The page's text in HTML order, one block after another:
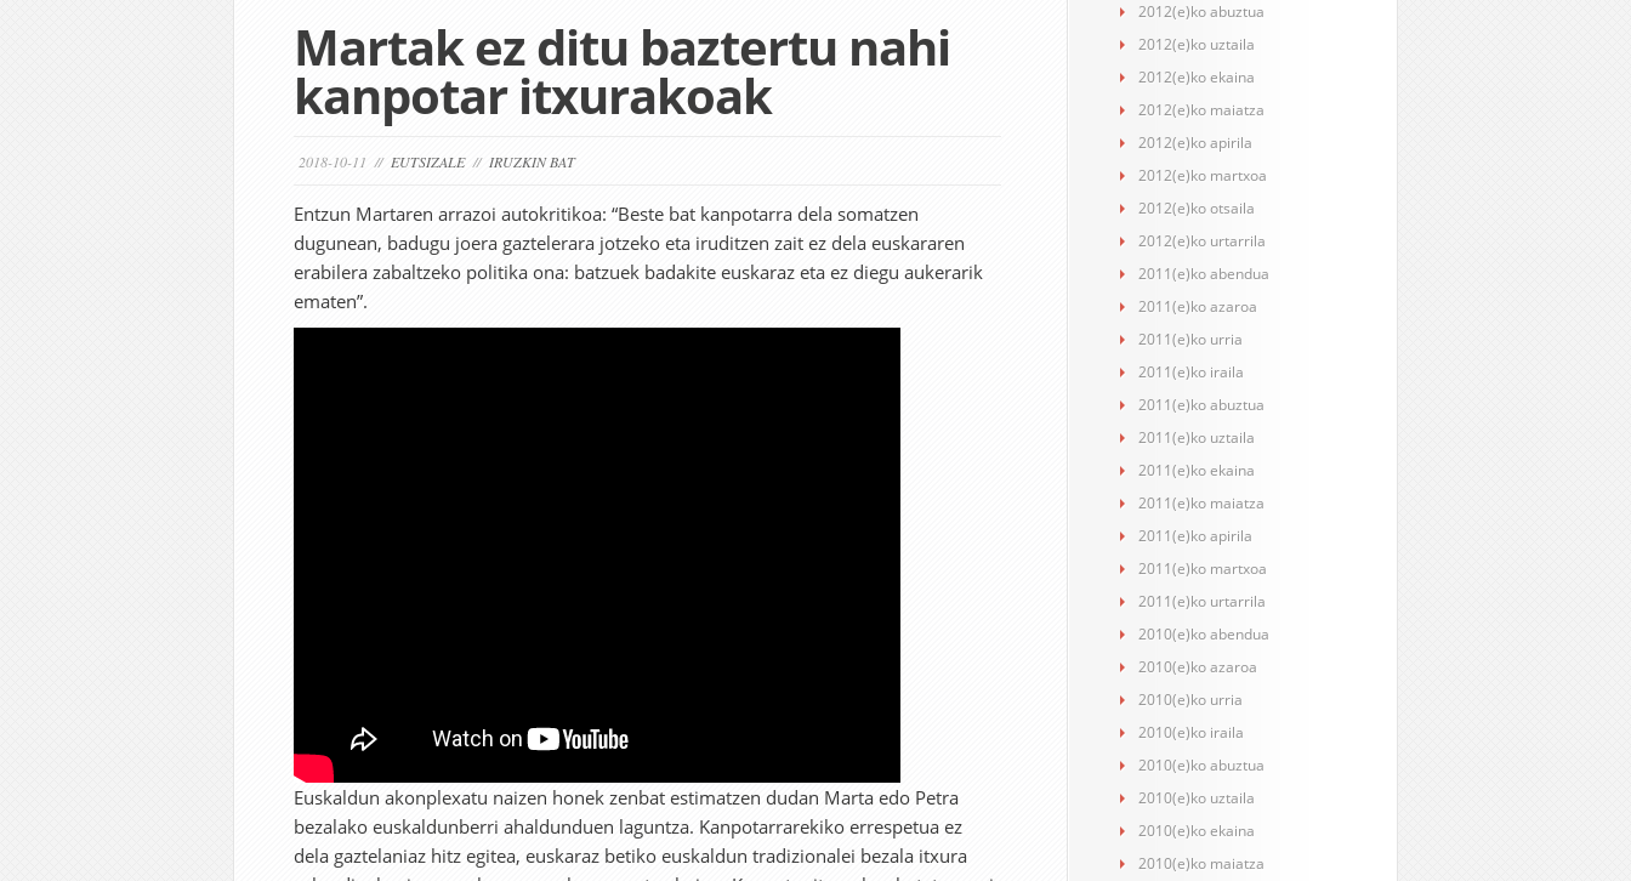
Martak ez ditu baztertu nahi
kanpotar itxurakoak
2018-10-11 // EUTSIZALE// IRUZKIN BAT
Entzun Martaren arrazoi autokritikoa: “Beste bat kanpotarra dela somatzen
dugunean, badugu joera gaztelerara jotzeko eta iruditzen zait ez dela euskararen
erabilera zabaltzeko politika ona: batzuek badakite euskaraz eta ez diegu aukerarik
ematen”.
Euskaldun akonplexatu naizen honek zenbat estimatzen dudan Marta edo Petra
bezalako euskaldunberri ahaldunduen laguntza. Kanpotarrarekiko errespetua ez
dela gaztelaniaz hitz egitea, euskaraz betiko euskaldun tradizionalei bezala itxura
2012(e)ko abuztua
2012(e)ko uztaila
2012(e)ko ekaina
2012(e)ko maiatza
2012(e)ko apirila
2012(e)ko martxoa
2012(e)ko otsaila
2012(e)ko urtarrila
2011(e)ko abendua
2011(e)ko azaroa
2011(e)ko urria
2011(e)ko iraila
2011(e)ko abuztua
2011(e)ko uztaila
2011(e)ko ekaina
2011(e)ko maiatza
2011(e)ko apirila
2011(e)ko martxoa
2011(e)ko urtarrila
2010(e)ko abendua
2010(e)ko azaroa
2010(e)ko urria
2010(e)ko iraila
2010(e)ko abuztua
2010(e)ko uztaila
2010(e)ko ekaina
2010(e)ko maiatza